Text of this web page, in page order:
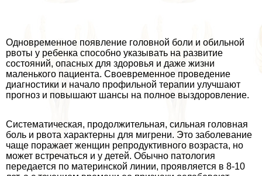
Одновременное появление головной боли и обильной
рвоты у ребенка способно указывать на развитие
состояний, опасных для здоровья и даже жизни
маленького пациента. Своевременное проведение
диагностики и начало профильной терапии улучшают
прогноз и повышают шансы на полное выздоровление.
Систематическая, продолжительная, сильная головная
боль и рвота хаpaктерны для мигрени. Это заболевание
чаще поражает женщин репродуктивного возраста, но
может встречаться и у детей. Обычно патология
передается по материнской линии, проявляется в 8-10